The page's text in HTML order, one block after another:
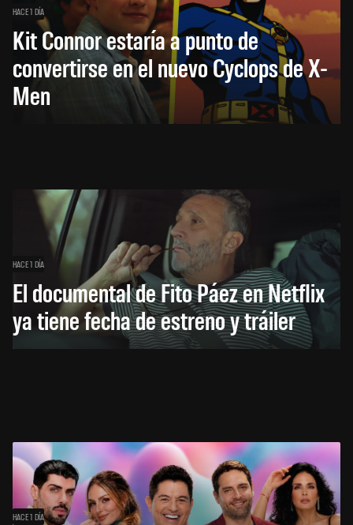
HACE 1 DÍA
Kit Connor estaría a punto de
convertirse en el nuevo Cyclops de X-
Men
HACE 1 DÍA
El documental de Fito Páez en Netflix
ya tiene fecha de estreno y tráiler
HACE 1 DÍA